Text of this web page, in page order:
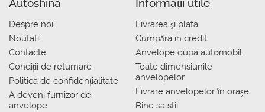
Autoshina
Despre noi
Noutati
Contacte
Condiții de returnare
Politica de confidențialitate
A deveni furnizor de
anvelope
Informații utile
Livrarea şi plata
Сumpăra in credit
Anvelope dupa automobil
Toate dimensiunile
anvelopelor
Livrare anvelopelor în orașe
Bine sa stii